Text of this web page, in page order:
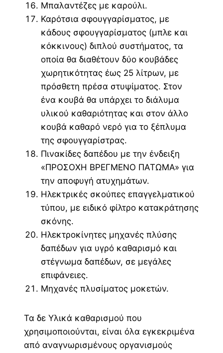
Μπαλαντέζες με καρούλι.
Καρότσια σφουγγαρίσματος, με
κάδους σφουγγαρίσματος (μπλε και
κόκκινους) διπλού συστήματος, τα
οποία θα διαθέτουν δύο κουβάδες
χωρητικότητας έως 25 λίτρων, με
πρόσθετη πρέσα στυψίματος. Στον
ένα κουβά θα υπάρχει το διάλυμα
υλικού καθαριότητας και στον άλλο
κουβά καθαρό νερό για το ξέπλυμα
της σφουγγαρίστρας.
Πινακίδες δαπέδου με την ένδειξη
«ΠΡΟΣΟΧΗ ΒΡΕΓΜΕΝΟ ΠΑΤΩΜΑ» για
την αποφυγή ατυχημάτων.
Ηλεκτρικές σκούπες επαγγελματικού
τύπου, με ειδικό φίλτρο κατακράτησης
σκόνης.
Ηλεκτροκίνητες μηχανές πλύσης
δαπέδων για υγρό καθαρισμό και
στέγνωμα δαπέδων, σε μεγάλες
επιφάνειες.
Μηχανές πλυσίματος μοκετών.
Τα δε Υλικά καθαρισμού που
χρησιμοποιούνται, είναι όλα εγκεκριμένα
από αναγνωρισμένους οργανισμούς